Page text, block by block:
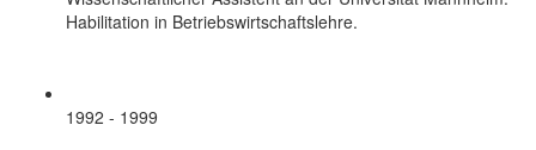
Habilitation in Betriebswirtschaftslehre.
1992 - 1999